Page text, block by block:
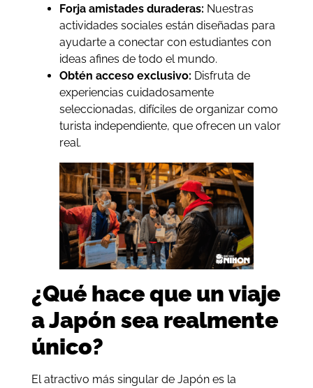
Forja amistades duraderas: Nuestras
actividades sociales están diseñadas para
ayudarte a conectar con estudiantes con
ideas afines de todo el mundo.
Obtén acceso exclusivo: Disfruta de
experiencias cuidadosamente
seleccionadas, difíciles de organizar como
turista independiente, que ofrecen un valor
real.
¿Qué hace que un viaje
a Japón sea realmente
único?
El atractivo más singular de Japón es la